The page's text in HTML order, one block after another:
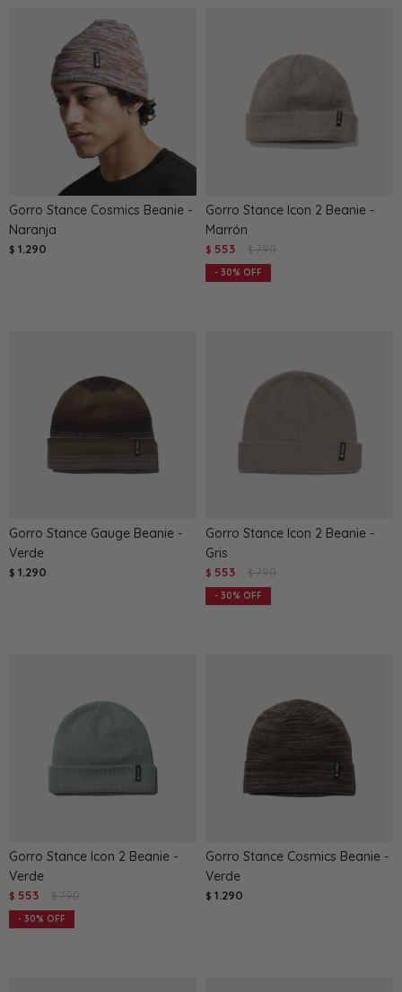
Gorro Stance Cosmics Beanie -
Naranja
$ 1.290
Gorro Stance Icon 2 Beanie -
Marrón
$ 553 $ 790
30
Gorro Stance Gauge Beanie -
Verde
$ 1.290
Gorro Stance Icon 2 Beanie -
Gris
$ 553 $ 790
30
Gorro Stance Icon 2 Beanie -
Verde
$ 553 $ 790
30
Gorro Stance Cosmics Beanie -
Verde
$ 1.290